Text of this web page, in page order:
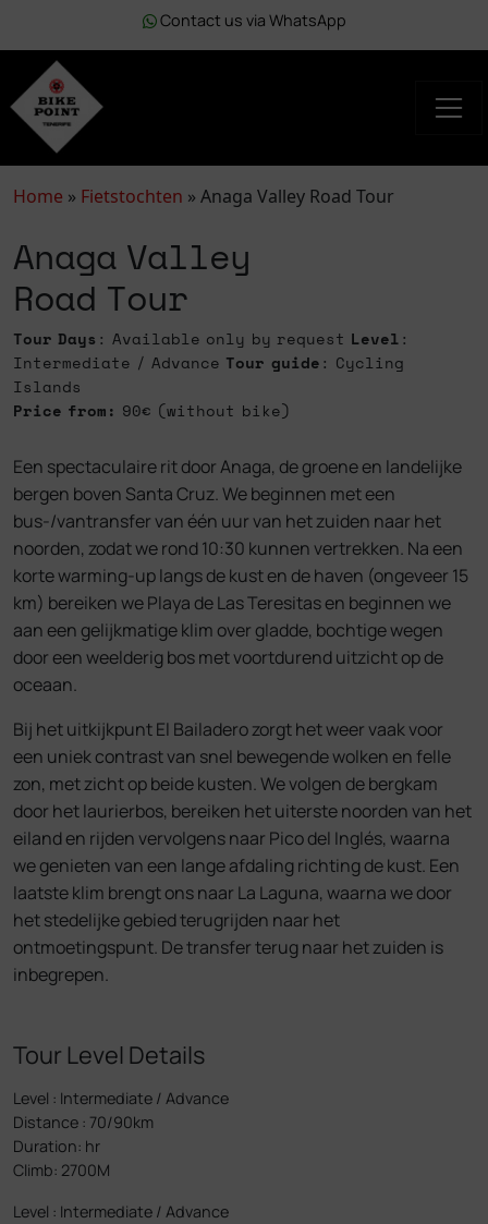
Contact us via WhatsApp
Home » Fietstochten » Anaga Valley Road Tour
Anaga Valley
Road Tour
Tour Days : Available only by request Level:
Intermediate / Advance Tour guide: Cycling
Islands
Price from: 90€ (without bike)
Een spectaculaire rit door Anaga, de groene en landelijke
bergen boven Santa Cruz. We beginnen met een
bus-/vantransfer van één uur van het zuiden naar het
noorden, zodat we rond 10:30 kunnen vertrekken. Na een
korte warming‑up langs de kust en de haven (ongeveer 15
km) bereiken we Playa de Las Teresitas en beginnen we
aan een gelijkmatige klim over gladde, bochtige wegen
door een weelderig bos met voortdurend uitzicht op de
oceaan.
Bij het uitkijkpunt El Bailadero zorgt het weer vaak voor
een uniek contrast van snel bewegende wolken en felle
zon, met zicht op beide kusten. We volgen de bergkam
door het laurierbos, bereiken het uiterste noorden van het
eiland en rijden vervolgens naar Pico del Inglés, waarna
we genieten van een lange afdaling richting de kust. Een
laatste klim brengt ons naar La Laguna, waarna we door
het stedelijke gebied terugrijden naar het
ontmoetingspunt. De transfer terug naar het zuiden is
inbegrepen.
Tour Level Details
Level : Intermediate / Advance
Distance : 70/90km
Duration: hr
Climb: 2700M
Level : Intermediate / Advance